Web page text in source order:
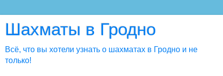
Шахматы в Гродно
Всё, что вы хотели узнать о шахматах в Гродно и не
только!